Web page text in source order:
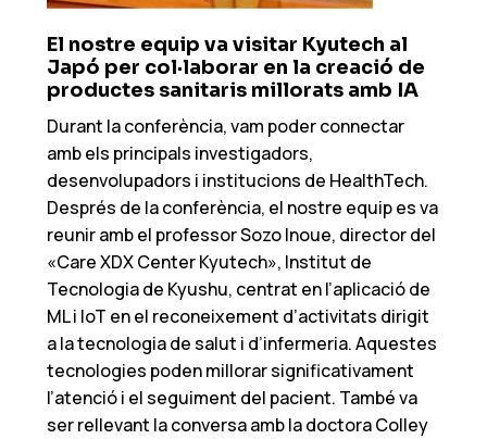
El nostre equip va visitar Kyutech al
Japó per col·laborar en la creació de
productes sanitaris millorats amb IA
Durant la conferència, vam poder connectar
amb els principals investigadors,
desenvolupadors i institucions de HealthTech.
Després de la conferència, el nostre equip es va
reunir amb el professor Sozo Inoue, director del
«Care XDX Center Kyutech», Institut de
Tecnologia de Kyushu, centrat en l’aplicació de
ML i IoT en el reconeixement d’activitats dirigit
a la tecnologia de salut i d’infermeria. Aquestes
tecnologies poden millorar significativament
l’atenció i el seguiment del pacient. També va
ser rellevant la conversa amb la doctora Colley